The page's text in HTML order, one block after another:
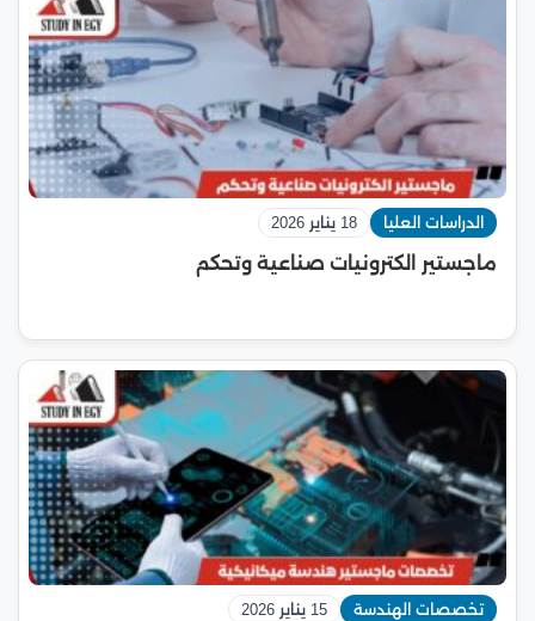
الدراسات العليا 18 يناير 2026
ماجستير الكترونيات صناعية وتحكم
تخصصات الهندسة 15 يناير 2026